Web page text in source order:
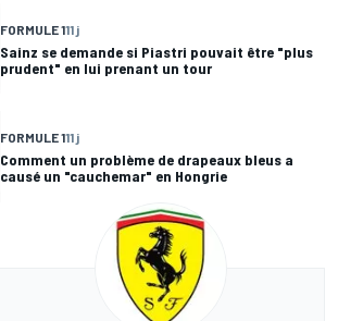
FORMULE 111 j
Sainz se demande si Piastri pouvait être "plus
prudent" en lui prenant un tour
FORMULE 111 j
Comment un problème de drapeaux bleus a
causé un "cauchemar" en Hongrie